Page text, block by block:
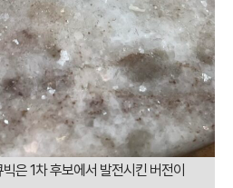
은 1차 후보에서 발전시킨 버전이